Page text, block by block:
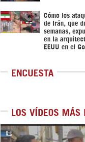
Cómo los
de Irán, que
semanas,
en la
EEUU en el
ENCUESTA
LOS VÍDEOS MÁS